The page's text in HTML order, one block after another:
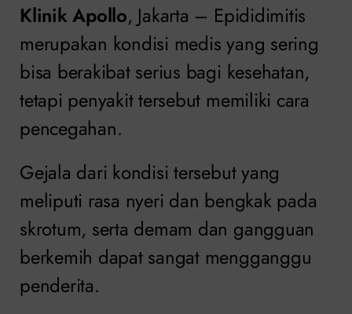
Klinik Apollo, Jakarta – Epididimitis
merupakan kondisi medis yang sering
bisa berakibat serius bagi kesehatan,
tetapi penyakit tersebut memiliki cara
pencegahan.
Gejala dari kondisi tersebut yang
meliputi rasa nyeri dan bengkak pada
skrotum, serta demam dan gangguan
berkemih dapat sangat mengganggu
penderita.